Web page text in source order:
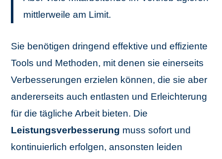
mittlerweile am Limit.
Sie benötigen dringend effektive und effiziente
Tools und Methoden, mit denen sie einerseits
Verbesserungen erzielen können, die sie aber
andererseits auch entlasten und Erleichterung
für die tägliche Arbeit bieten. Die
Leistungsverbesserung muss sofort und
kontinuierlich erfolgen, ansonsten leiden